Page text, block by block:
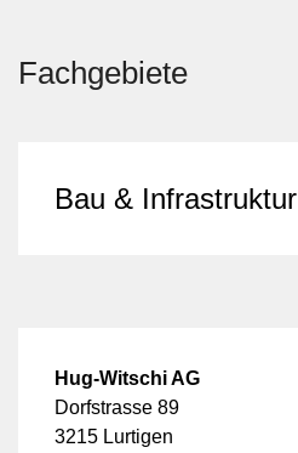
Fachgebiete
Bau & Infrastruktur
Hug-Witschi AG
Dorfstrasse 89
3215 Lurtigen